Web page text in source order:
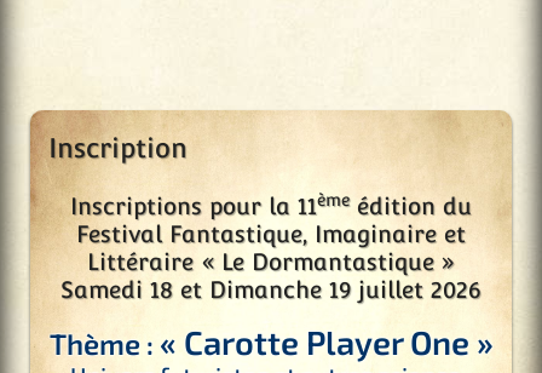
Inscription
Inscriptions pour la 11èmeédition du
Festival Fantastique, Imaginaire et
Littéraire « Le Dormantastique »
Samedi 18 et Dimanche 19 juillet 2026
Thème : « Carotte Player One »